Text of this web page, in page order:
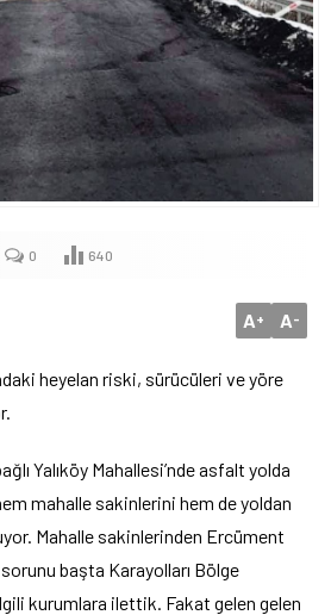
0 640
A+ A-
heyelan riski, sürücüleri ve yöre
Yalıköy Mahallesi’nde asfalt yolda
mahalle sakinlerini hem de yoldan
Mahalle sakinlerinden Ercüment
başta Karayolları Bölge
kurumlara ilettik. Fakat gelen gelen